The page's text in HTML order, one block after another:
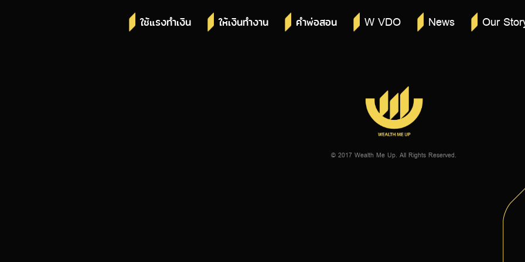
ใช้แรงทำเงิน ให้เงินทำงาน คำพ่อสอน W VDO News Our
© 2017 Wealth Me Up. All Rights Reserved.